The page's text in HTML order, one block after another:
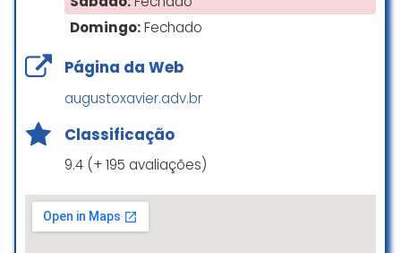
Fui muito bem atendida todos
atenciosos com meu caso e
interessados em solucionar meu
gera confiança e desde já
podem confiar
Silvia Gomes trigueiro
☆ 5/5
Domingo:Fechado
Página da Web
augustoxavier.adv.br
Classificação
9.4 (+ 195 avaliações)